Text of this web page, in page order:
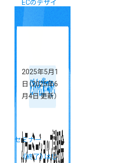
ECのデザイ
ン戦略オンラ
インセミナー
2025年5月1
日 （2025年6
月4日 更新）
セミナー
《終了》はじ